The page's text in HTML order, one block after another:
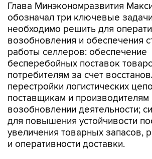
Глава Минэкономразвития
обозначал три ключевые
необходимо решить для
возобновления и обеспечения
работы селлеров: обеспечение
бесперебойных поставок
потребителям за счет
перестройки логистических
поставщикам и производителям
возобновлении деятельности;
для повышения устойчивости
увеличения товарных запасов,
и оперативности доставки.